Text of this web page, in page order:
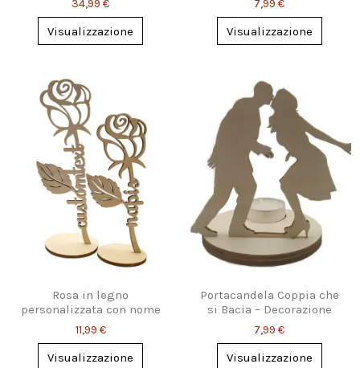
34,99 €
Visualizzazione
7,99 €
Visualizzazione
Rosa in legno
personalizzata con nome
inciso
11,99 €
Visualizzazione
Portacandela Coppia che
si Bacia – Decorazione
Romantica
7,99 €
Visualizzazione